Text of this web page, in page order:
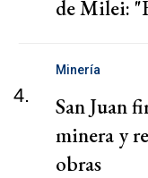
de Milei:
4.
Minería
San Juan
minera y
obras